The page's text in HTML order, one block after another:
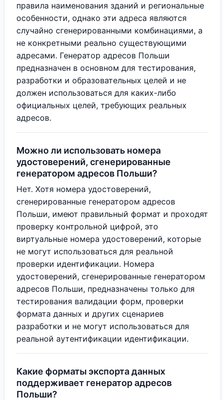
правила наименования зданий и региональные
особенности, однако эти адреса являются
случайно сгенерированными комбинациями, а
не конкретными реально существующими
адресами. Генератор адресов Польши
предназначен в основном для тестирования,
разработки и образовательных целей и не
должен использоваться для каких-либо
официальных целей, требующих реальных
адресов.
Можно ли использовать номера
удостоверений, сгенерированные
генератором адресов Польши?
Нет. Хотя номера удостоверений,
сгенерированные генератором адресов
Польши, имеют правильный формат и проходят
проверку контрольной цифрой, это
виртуальные номера удостоверений, которые
не могут использоваться для реальной
проверки идентификации. Номера
удостоверений, сгенерированные генератором
адресов Польши, предназначены только для
тестирования валидации форм, проверки
формата данных и других сценариев
разработки и не могут использоваться для
реальной аутентификации идентификации.
Какие форматы экспорта данных
поддерживает генератор адресов
Польши?